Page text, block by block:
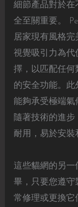
細節產品對於在
全至關重要。
居家現有風格
視覺吸引力為代
擇，以匹配任何
的安全功能。此
能夠承受極端氣
隨著技術的進步
耐用，易於安裝
這些貓網的另一
畢，只要您遵守
常修理或更換它